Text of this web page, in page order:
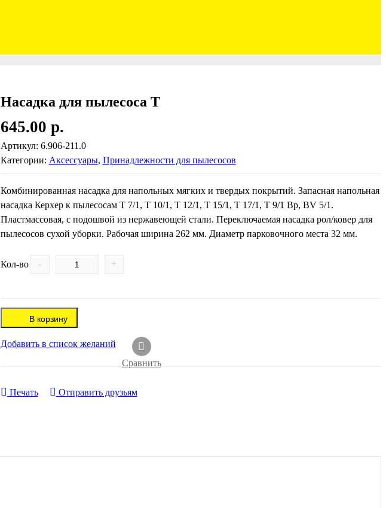
Насадка для пылесоса Т
645.00 р.
Артикул: 6.906-211.0
Категории: Аксесcуары, Принадлежности для пылесосов
Комбинированная насадка для напольных мягких и твердых покрытий. Запасная напольная
насадка Керхер к пылесосам T 7/1, T 10/1, T 12/1, T 15/1, T 17/1, T 9/1 Bp, BV 5/1.
Пластмассовая, с подошвой из нержавеющей стали. Переключаемая насадка рол/ковер для
пылесосов сухой уборки. Рабочая ширина 262 мм. Диаметр парковочного места 32 мм.
Кол-во - +
В корзину
Добавить в список желаний
Сравнить
Печать Отправить друзьям